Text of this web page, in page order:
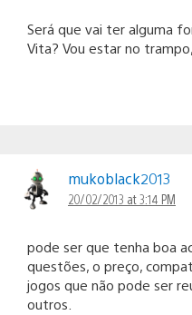
Será que vai ter alguma
Vita? Vou estar no
mukoblack2013
20/02/2013 at 3:14 PM
pode ser que tenha boa
questões, o preço,
jogos que não pode ser
outros.